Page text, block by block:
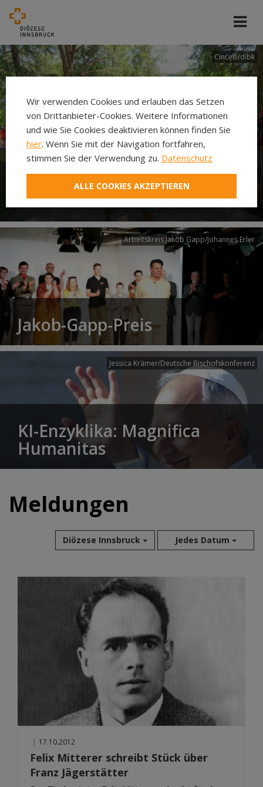
Cincelli/dibk
Neuer Pilgerweg Via
Laudato si’
Arbeitskreis Jakob Gapp/Johannes Erler
Jakob-Gapp-Preis
Jessica Krämer/Deutsche Bischofskonferenz
KI-Enzyklika: Magnifica
Humanitas
Meldungen
Diözese Innsbruck Jedes Datum
Apr 2026
Mär 2026
Dez 2025
Nov 2025
| 17.10.2012
Felix Mitterer schreibt Stück über
Franz Jägerstätter
Wir verwenden Cookies und erlauben das Setzen
von Drittanbieter-Cookies. Weitere Informationen
und wie Sie Cookies deaktivieren können finden Sie
hier. Wenn Sie mit der Navigation fortfahren,
stimmen Sie der Verwendung zu. Datenschutz
ALLE COOKIES AKZEPTIEREN